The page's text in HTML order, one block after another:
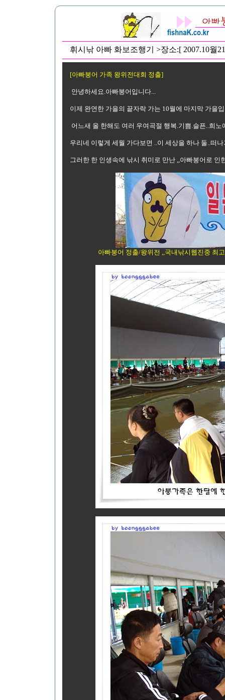
휘시낚 아빠 화보조행기 >장소:[ 2007.10월
[아빠붕어 가족 왕위전대회 정출]
안녕하세요.아빠붕어입니다...
이제 완연한 가을의 끝자락 가는 10월에 마지막 가을
어느새 올 한해도 여러 우여곡절 행복.기쁨.슬픈..희
우리네 이렇게 세월 가다보면 ..이 세상을 하나 둘..떠
그러한 한 인생속에 낚시 취미로 만난 ,,아빠붕어로
아빠붕어 정출/왕위전 ,,국내낚시웹진중 최